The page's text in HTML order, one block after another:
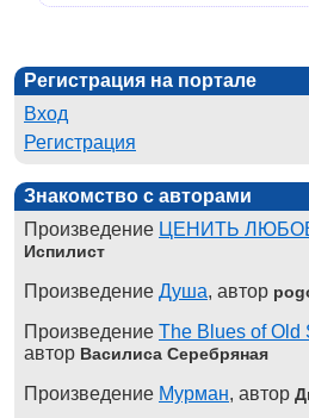
Регистрация на портале
Вход
Регистрация
Знакомство с авторами
Произведение ЦЕНИТЬ
Испилист
Произведение Душа, автор
Произведение The Blues of
автор Василиса Серебряная
Произведение Мурман, автор